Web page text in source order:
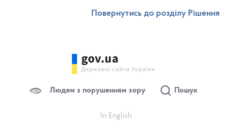
Повернутись до розділу Рішення
Людям з порушенням зору Пошук
In English